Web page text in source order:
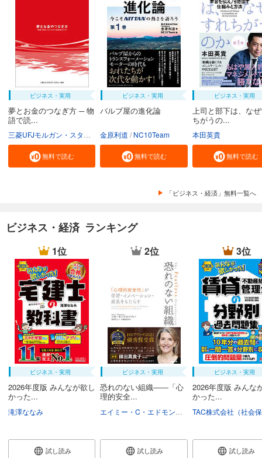
ビジネス・実用
夢とお金のつなぎ方 ─ 物
語で読...
無料で読む
ビジネス・実用
バルブ屋の進化論
金原利道 NC10Team
無料で読む
ビジネス・実用
上司と部下は、な
ちがうの...
本田英貴
無料で読む
「ビジネス・経済」無料一覧へ
ビジネス・経済 ランキング
1位
ビジネス・実用
2026年度版 みんなが欲し
かった...
滝澤ななみ
試し読み
2位
ビジネス・実用
恐れのない組織――「心
理的安全...
野津智子 村瀬俊
試し読み
3位
ビジネス・実用
2026年度版 みんな
かった...
試し読み